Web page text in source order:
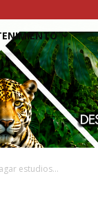
estudios...